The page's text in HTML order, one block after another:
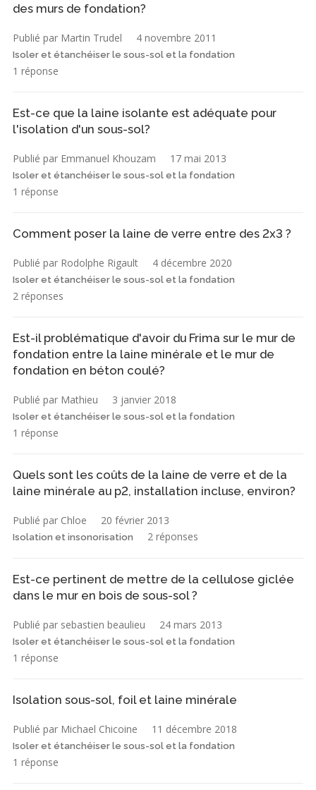
des murs de fondation?
Publié par Martin Trudel 4 novembre 2011
Isoler et étanchéiser le sous-sol et la fondation
1 réponse
Est-ce que la laine isolante est adéquate pour
l'isolation d'un sous-sol?
Publié par Emmanuel Khouzam 17 mai 2013
Isoler et étanchéiser le sous-sol et la fondation
1 réponse
Comment poser la laine de verre entre des 2x3 ?
Publié par Rodolphe Rigault 4 décembre 2020
Isoler et étanchéiser le sous-sol et la fondation
2 réponses
Est-il problématique d'avoir du Frima sur le mur de
fondation entre la laine minérale et le mur de
fondation en béton coulé?
Publié par Mathieu 3 janvier 2018
Isoler et étanchéiser le sous-sol et la fondation
1 réponse
Quels sont les coûts de la laine de verre et de la
laine minérale au p2, installation incluse, environ?
Publié par Chloe 20 février 2013
Isolation et insonorisation 2 réponses
Est-ce pertinent de mettre de la cellulose giclée
dans le mur en bois de sous-sol ?
Publié par sebastien beaulieu 24 mars 2013
Isoler et étanchéiser le sous-sol et la fondation
1 réponse
Isolation sous-sol, foil et laine minérale
Publié par Michael Chicoine 11 décembre 2018
Isoler et étanchéiser le sous-sol et la fondation
1 réponse